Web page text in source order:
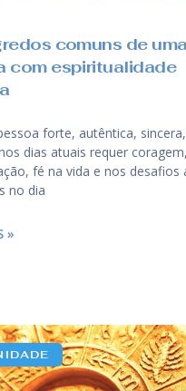
comuns de uma
com espiritualidade
forte, autêntica,
dias atuais requer coragem,
fé na vida e nos desafios
no dia
»